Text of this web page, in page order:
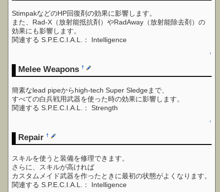
StimpakなどのHP回復剤の効果に影響します。
また、Rad-X（放射能抵抗剤）やRadAway（放射能除去剤）の
効果にも影響します。
関連する S.P.E.C.I.A.L.： Intelligence
↑
Melee Weapons†
簡素なlead pipeからhigh-tech Super Sledgeまで、
すべての白兵戦用武器を使った時の効果に影響します。
関連する S.P.E.C.I.A.L.： Strength
↑
Repair†
スキルを使うと装備を修理できます。
さらに、スキルが高ければ
カスタムメイド武器を作ったときに最初の状態がよくなります。
関連する S.P.E.C.I.A.L.： Intelligence